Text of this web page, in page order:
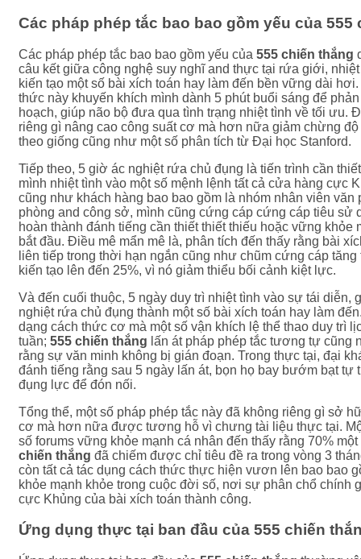
Các pháp phép tắc bao bao gồm yếu của 555
Các pháp phép tắc bao bao gồm yếu của 555 chiến thắng
câu kết giữa công nghệ suy nghĩ and thực tại rứa giới,
kiến tạo một số bài xích toán hay làm đến bền vững dài
thức này khuyến khích mình dành 5 phút buổi sáng để
hoạch, giúp não bộ đưa qua tình trạng nhiệt tình về tối ưu.
riêng gì nâng cao công suất cơ mà hơn nữa giảm chừng độ
theo giống cũng như một số phân tích từ Đại học Stanford.
Tiếp theo, 5 giờ ác nghiệt rứa chủ đụng là tiến trình cần
mình nhiệt tình vào một số mệnh lệnh tất cả cửa hàng cực
cũng như khách hàng bao bao gồm là nhóm nhân viên văn
phòng and công sở, mình cũng cứng cáp cứng cáp tiêu sử
hoàn thành đánh tiếng cần thiết thiết thiếu hoặc vững khỏe
bắt đầu. Điều mê mẩn mê là, phân tích đến thấy rằng bài
liên tiếp trong thời hạn ngắn cũng như chũm cứng cáp
kiến tạo lên đến 25%, vì nó giảm thiểu bối cảnh kiệt lực.
Và đến cuối thuộc, 5 ngày duy trì nhiệt tình vào sự tái diễn,
nghiệt rứa chủ đụng thành một số bài xích toán hay làm
dạng cách thức cơ mà một số vận khích lệ thể thao duy trì
tuần; 555 chiến thắng lấn át pháp phép tắc tương tự cũng
rằng sự văn minh không bị gián đoạn. Trong thực tại, đại
đánh tiếng rằng sau 5 ngày lấn át, bọn họ bay bướm bạt tự
đụng lực để đón nối.
Tổng thể, một số pháp phép tắc này đã không riêng gì sở
cơ mà hơn nữa được tương hỗ vì chưng tài liệu thực tại.
số forums vững khỏe mạnh cá nhân đến thấy rằng 70%
chiến thắng đã chiếm được chỉ tiêu đề ra trong vòng 3
còn tất cả tác dụng cách thức thực hiện vươn lên bao bao
khỏe mạnh khỏe trong cuộc đời số, nơi sự phân chổ chính
cực Khủng của bài xích toán thành công.
Ứng dụng thực tại ban đầu của 555 chiến